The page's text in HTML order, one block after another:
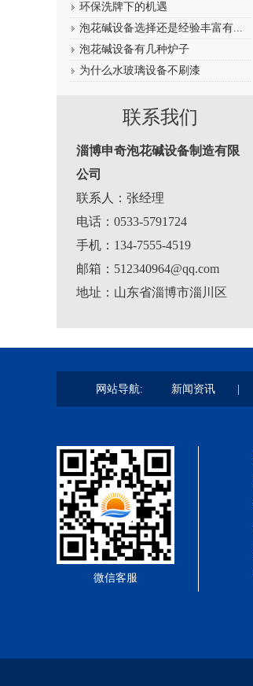
环保洗牌下的机遇
泡花碱设备选择还是经验丰富有...
泡花碱设备有几种炉子
为什么水玻璃设备不刷漆
联系我们
淄博申奇泡花碱设备制造有限
公司
联系人：张经理
电话：0533-5791724
手机：134-7555-4519
邮箱：512340964@qq.com
地址：山东省淄博市淄川区
网站导航: 新闻资讯
微信客服